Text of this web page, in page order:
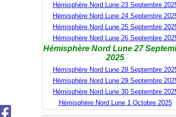
Hémisphère Nord Lune 23 Septembre
Hémisphère Nord Lune 24 Septembre
Hémisphère Nord Lune 25 Septembre
Hémisphère Nord Lune 26 Septembre
Hémisphère Nord Lune 27
2025
Hémisphère Nord Lune 28 Septembre
Hémisphère Nord Lune 29 Septembre
Hémisphère Nord Lune 30 Septembre
Hémisphère Nord Lune 1 Octobre 2025